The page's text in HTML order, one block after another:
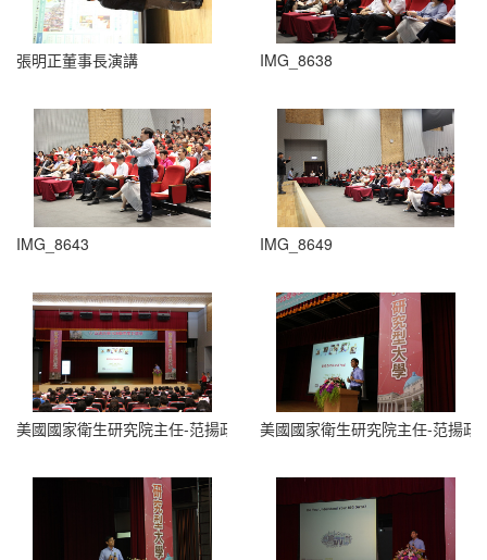
張明正董事長演講 IMG_8638
IMG_8643 IMG_8649
美國國家衛生研究院主任-范揚政 美國國家衛生研究院主任-范揚政